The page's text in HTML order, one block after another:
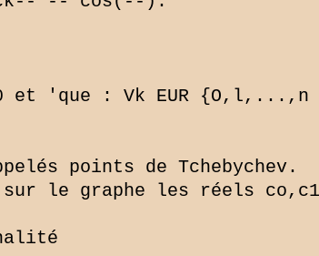
'que : Vk EUR
points de Tchebychev.
le graphe les réels